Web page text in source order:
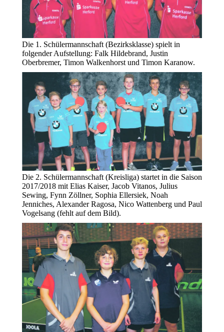
Die 1. Schülermannschaft (Bezirksklasse) spielt in
folgender Aufstellung: Falk Hildebrand, Justin
Oberbremer, Timon Walkenhorst und Timon Karanow.
Die 2. Schülermannschaft (Kreisliga) startet in die Saison
2017/2018 mit Elias Kaiser, Jacob Vitanos, Julius
Sewing, Fynn Zöllner, Sophia Ellersiek, Noah
Jenniches, Alexander Ragosa, Nico Wattenberg und Paul
Vogelsang (fehlt auf dem Bild).